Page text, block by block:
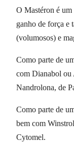
O Mastéron é
ganho de força e
(volumosos) e
Como parte de
com Dianabol ou
Nandrolona, de
Como parte de
bem com
Cytomel.